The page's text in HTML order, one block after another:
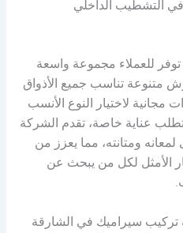
في التشطيب الداخلي
للعملاء مجموعة واسعة
متنوعة تناسب جميع الأذواق
مجانية لاختيار النوع الأنسب
عناية خاصة، تقدم الشركة
ومتانته، مما يعزز من
الأمثل لكل من يبحث عن
تركيب سيراميك في الشارقة